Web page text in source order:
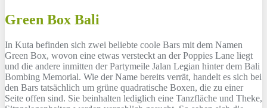
Green Box Bali
In Kuta befinden sich zwei beliebte coole Bars mit dem Namen
Green Box, wovon eine etwas versteckt an der Poppies Lane liegt
und die andere inmitten der Partymeile Jalan Legian hinter dem Bali
Bombing Memorial. Wie der Name bereits verrät, handelt es sich bei
den Bars tatsächlich um grüne quadratische Boxen, die zu einer
Seite offen sind. Sie beinhalten lediglich eine Tanzfläche und Theke,